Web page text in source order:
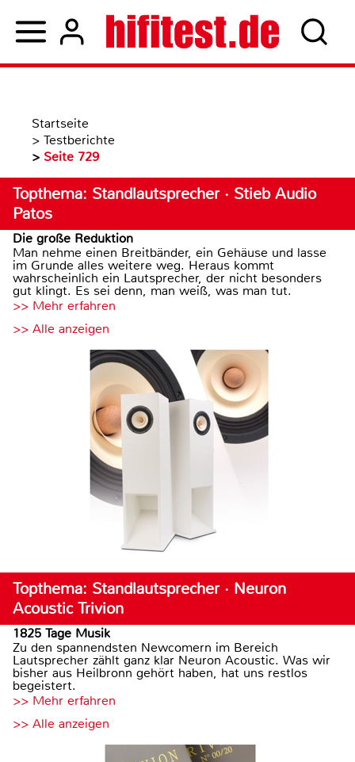
Startseite
> Testberichte
> Seite 729
Topthema: Standlautsprecher · Stieb Audio
Patos
Die große Reduktion
Man nehme einen Breitbänder, ein Gehäuse und lasse
im Grunde alles weitere weg. Heraus kommt
wahrscheinlich ein Lautsprecher, der nicht besonders
gut klingt. Es sei denn, man weiß, was man tut.
>> Mehr erfahren
>> Alle anzeigen
Topthema: Standlautsprecher · Neuron
Acoustic Trivion
1825 Tage Musik
Zu den spannendsten Newcomern im Bereich
Lautsprecher zählt ganz klar Neuron Acoustic. Was wir
bisher aus Heilbronn gehört haben, hat uns restlos
begeistert.
>> Mehr erfahren
>> Alle anzeigen